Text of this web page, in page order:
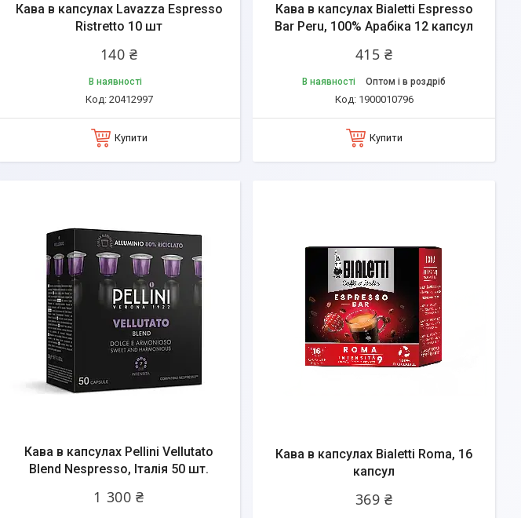
Кава в капсулах Lavazza Espresso
Ristretto 10 шт
140 ₴
В наявності
20412997
Купити
Кава в капсулах Bialetti Espresso
Bar Peru, 100% Арабіка 12 капсул
415 ₴
В наявності Оптом і в роздріб
1900010796
Купити
Кава в капсулах Pellini Vellutato
Blend Nespresso, Італія 50 шт.
1 300 ₴
Кава в капсулах Bialetti Roma, 16
капсул
369 ₴